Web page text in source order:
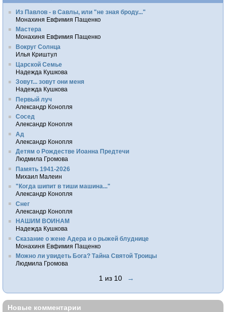
Из Павлов - в Савлы, или "не зная броду..."
Монахиня Евфимия Пащенко
Мастера
Монахиня Евфимия Пащенко
Вокруг Солнца
Илья Криштул
Царской Семье
Надежда Кушкова
Зовут... зовут они меня
Надежда Кушкова
Первый луч
Александр Конопля
Сосед
Александр Конопля
Ад
Александр Конопля
Детям о Рождестве Иоанна Предтечи
Людмила Громова
Память 1941-2026
Михаил Малеин
"Когда шипит в тиши машина..."
Александр Конопля
Снег
Александр Конопля
НАШИМ ВОИНАМ
Надежда Кушкова
Сказание о жене Адера и о рыжей блуднице
Монахиня Евфимия Пащенко
Можно ли увидеть Бога? Тайна Святой Троицы
Людмила Громова
1 из 10 →
Новые комментарии